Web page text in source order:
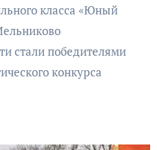
стали победителями
конкурса